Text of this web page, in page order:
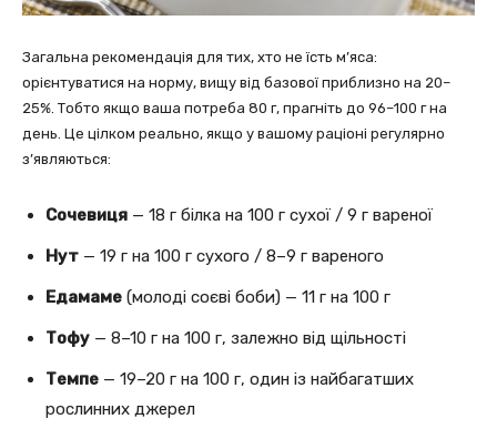
Загальна рекомендація для тих, хто не їсть м’яса:
орієнтуватися на норму, вищу від базової приблизно на 20–
25%. Тобто якщо ваша потреба 80 г, прагніть до 96–100 г на
день. Це цілком реально, якщо у вашому раціоні регулярно
з’являються:
Сочевиця — 18 г білка на 100 г сухої / 9 г вареної
Нут — 19 г на 100 г сухого / 8–9 г вареного
Едамаме (молоді соєві боби) — 11 г на 100 г
Тофу — 8–10 г на 100 г, залежно від щільності
Темпе — 19–20 г на 100 г, один із найбагатших
рослинних джерел